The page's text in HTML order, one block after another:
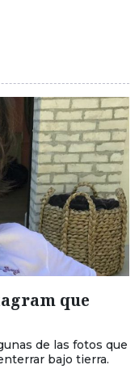
que
de las fotos que
bajo tierra.